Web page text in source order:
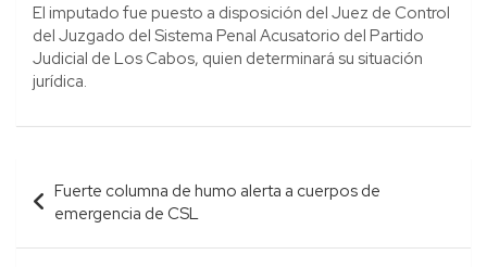
El imputado fue puesto a disposición del Juez de Control
del Juzgado del Sistema Penal Acusatorio del Partido
Judicial de Los Cabos, quien determinará su situación
jurídica.
Navegación
de
entradas
Fuerte columna de humo alerta a cuerpos de
emergencia de CSL